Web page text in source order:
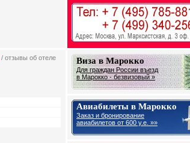
/ отзывы об отеле
Виза в Марокко
Для граждан России въезд
в Марокко - безвизовый »
Авиабилеты в Марокко
Заказ и бронирование
авиабилетов от 600 у.е. »»